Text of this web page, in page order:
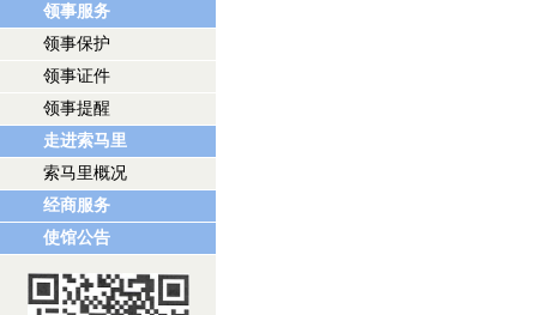
领事服务
领事保护
领事证件
领事提醒
走进索马里
索马里概况
经商服务
使馆公告